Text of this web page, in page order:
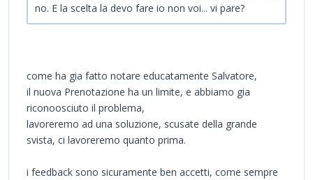
no. E la scelta la devo fare io non voi... vi pare?
come ha gia fatto notare educatamente Salvatore,
il nuova Prenotazione ha un limite, e abbiamo gia
riconoosciuto il problema,
lavoreremo ad una soluzione, scusate della grande
svista, ci lavoreremo quanto prima.
i feedback sono sicuramente ben accetti, come sempre